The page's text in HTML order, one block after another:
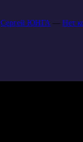
Сергей ЮНГА — Нет